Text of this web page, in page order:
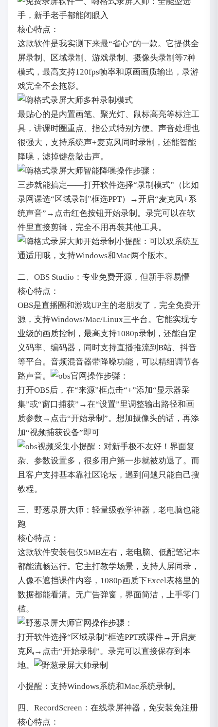
手，新手老手都能闭眼入
核心特点：
这款软件是我实测下来最“省心”的一款。它提供全
屏录制、区域录制、游戏录制、摄像头录制等7种
模式，最高支持120fps帧率和原画画质输出，录游
戏完全不会拖影。
最贴心的是内置画笔、聚光灯、鼠标高亮等标注工
具，讲课时圈重点、指公式特别方便。声音处理也
很强大，支持系统声+麦克风同时录制，还能智能
降噪，滤掉键盘敲击声。
操作步骤：
三步就能搞定——打开软件选择“录制模式”（比如
录网课选“区域录制”框选PPT）→开启“麦克风+系
统声音”→点击红色按钮开始录制。录完可以在软
件里直接剪辑，完全不用再装其他工具。
小提醒：可以双系统互
通适用哦，支持Windows和Mac两个版本。
二、OBS Studio：专业免费开源，但新手容易懵
核心特点：
OBS是直播圈和游戏UP主的老朋友了，完全免费开
源，支持Windows/Mac/Linux三平台。它能实现专
业级的画质控制，最高支持1080p录制，还能自定
义码率、编码器，同时支持直播推流到B站、抖音
等平台。音频混音器带降噪功能，可以精细调节各
路声音。
操作步骤：
打开OBS后，在“来源”框点击“+”添加“显示器采
集”或“窗口捕获”→在“设置”里调整输出路径和画
质参数→点击“开始录制”。想加摄像头的话，再添
加“视频捕获设备”即可
小提醒：对新手极不友好！界面复
杂、参数设置多，很多用户第一步就被劝退了。而
且客户支持基本靠社区论坛，遇到问题只能自己搜
教程。
三、野葱录屏大师：轻量级教学神器，老电脑也能
跑
核心特点：
这款软件安装包仅5MB左右，老电脑、低配笔记本
都能流畅运行。它主打教学场景，支持人屏同录，
人像不遮挡课件内容，1080p画质下Excel表格里的
数据都能看清。无广告弹窗，界面简洁，上手零门
槛。
操作步骤：
打开软件选择“区域录制”框选PPT或课件→开启麦
克风→点击“开始录制”。录完可以直接保存到本
地。
小提醒：支持Windows系统和Mac系统录制。
四、RecordScreen：在线录屏神器，免安装免注册
核心特点：